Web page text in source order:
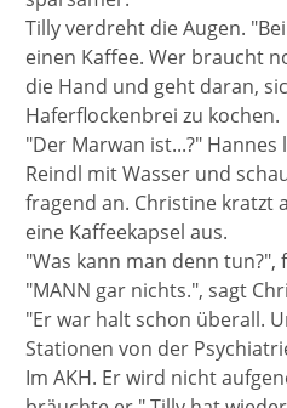
Tilly verdreht die Augen.
einen Kaffee. Wer braucht
die Hand und geht daran,
Haferflockenbrei zu kochen.
"Der Marwan ist...?"
Reindl mit Wasser und
fragend an. Christine kratzt
eine Kaffeekapsel aus.
"Was kann man denn tun?",
"MANN gar nichts.", sagt
"Er war halt schon überall.
Stationen von der
Im AKH. Er wird nicht